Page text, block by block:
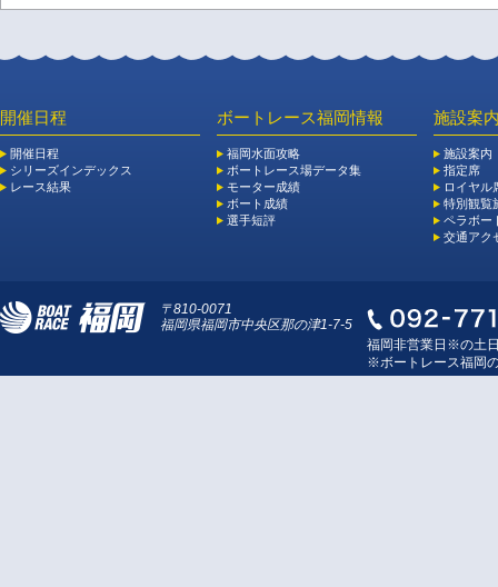
開催日程
開催日程
シリーズインデックス
レース結果
ボートレース福岡情報
福岡水面攻略
ボートレース場データ集
モーター成績
ボート成績
選手短評
施設案
施設案内
指定席
ロイヤル
特別観覧
ペラボー
交通アク
〒810-0071
福岡県福岡市中央区那の津1-7-5
福岡非営業日※の土
※ボートレース福岡